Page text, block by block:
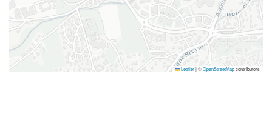
Leaflet|©OpenStreetMapcontributors